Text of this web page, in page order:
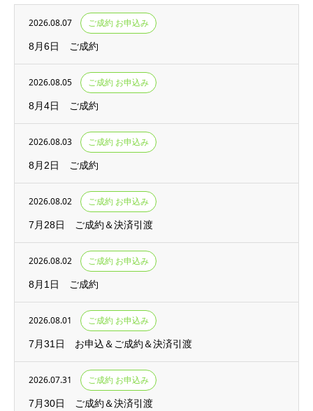
2026.08.07 ご成約 お申込み
8月6日 ご成約
2026.08.05 ご成約 お申込み
8月4日 ご成約
2026.08.03 ご成約 お申込み
8月2日 ご成約
2026.08.02 ご成約 お申込み
7月28日 ご成約＆決済引渡
2026.08.02 ご成約 お申込み
8月1日 ご成約
2026.08.01 ご成約 お申込み
7月31日 お申込＆ご成約＆決済引渡
2026.07.31 ご成約 お申込み
7月30日 ご成約＆決済引渡